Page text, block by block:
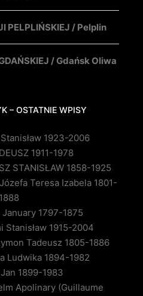
PELPLIŃSKIEJ / Pelplin
/ Gdańsk Oliwa
– OSTATNIE WPISY
1923-2006
1911-1978
STANISŁAW 1858-1925
Teresa Izabela 1801-
1888
January 1797-1875
Stanisław 1915-2004
Tadeusz 1805-1886
Ludwika 1894-1982
Jan 1899-1983
Apolinary (Guillaume